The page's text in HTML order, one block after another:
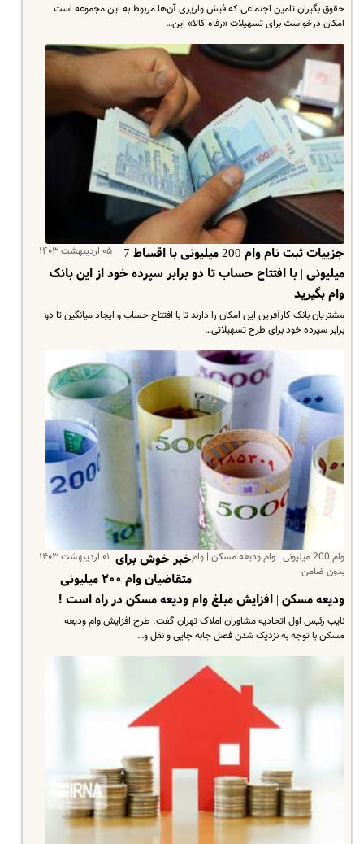
حقوق بگیران تامین اجتماعی که فیش واریزی آن‌ها مربوط به این مجموعه است
امکان درخواست برای تسهیلات «رفاه کالا» این…
۰۵ اردیبهشت ۱۴۰۳
جزییات ثبت نام وام 200 میلیونی با اقساط 7
میلیونی | با افتتاح حساب تا دو برابر سپرده خود از این بانک
وام بگیرید
مشتریان بانک کارآفرین این امکان را دارند تا با افتتاح حساب و ایجاد میانگین تا دو
برابر سپرده خود برای طرح تسهیلاتی…
وام 200 میلیونی | وام ودیعه مسکن | وام
بدون ضامن
۰۱ اردیبهشت ۱۴۰۳ خبر خوش برای
متقاضیان وام ۲۰۰ میلیونی
ودیعه مسکن | افزایش مبلغ وام ودیعه مسکن در راه است !
نایب رئیس اول اتحادیه مشاوران املاک تهران گفت: طرح افزایش وام ودیعه
مسکن با توجه به نزدیک شدن فصل جابه جایی و نقل و…